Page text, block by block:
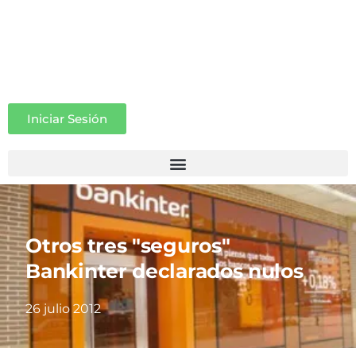
Iniciar Sesión
Otros tres "seguros"
Bankinter declarados nulos
26 julio 2012